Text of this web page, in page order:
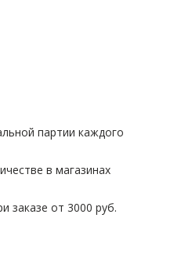
партии каждого
в магазинах
заказе от 3000 руб.